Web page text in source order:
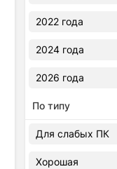
2022 года
2024 года
2026 года
По типу
Для слабых ПК
Хорошая